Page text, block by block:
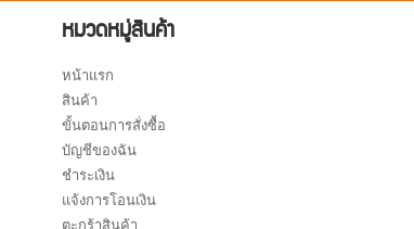
หมวดหมู่สินค้า
หน้าแรก
สินค้า
ขั้นตอนการสั่งซื้อ
บัญชีของฉัน
ชำระเงิน
แจ้งการโอนเงิน
ตะกร้าสินค้า